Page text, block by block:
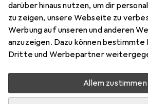
darüber hinaus nutzen, um dir
zu zeigen, unsere Webseite zu
Werbung auf unseren und anderen
anzuzeigen. Dazu können bestimmte
Dritte und Werbepartner
Allem zustimmen
Bewertungen Marke
Zwischen Mo, 24.8. und Mi, 26.8.
Benachrichtigen, wenn schneller